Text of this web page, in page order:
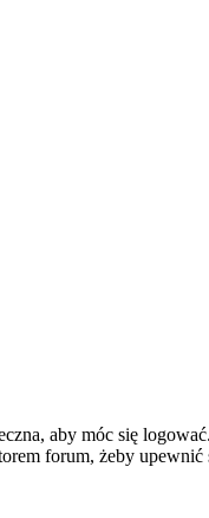
aby móc się
forum, żeby upewnić